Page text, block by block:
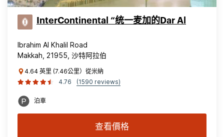
InterContinental “统一麦加的Dar Al
Ibrahim Al Khalil Road
Makkah, 21955, 沙特阿拉伯
4.64 英里 (7.46公里）從米納
4.76
(1590 reviews)
泊車
查看價格